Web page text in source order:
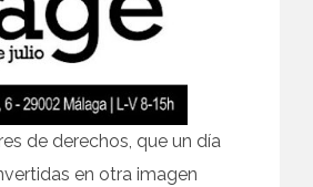
de derechos, que un día
en otra imagen